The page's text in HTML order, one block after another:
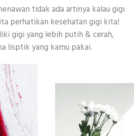
tidak ada artinya kalau gigi
perhatikan kesehatan gigi kita!
gigi yang lebih putih & cerah,
lisptik yang kamu pakai.